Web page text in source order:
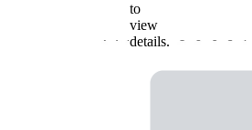
to
view
details.